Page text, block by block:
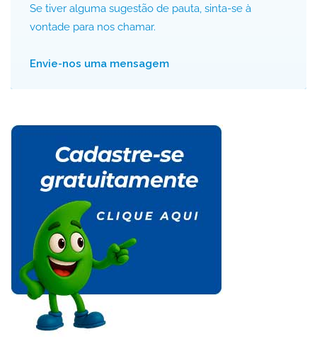
Se tiver alguma sugestão de pauta, sinta-se à
vontade para nos chamar.
Envie-nos uma mensagem